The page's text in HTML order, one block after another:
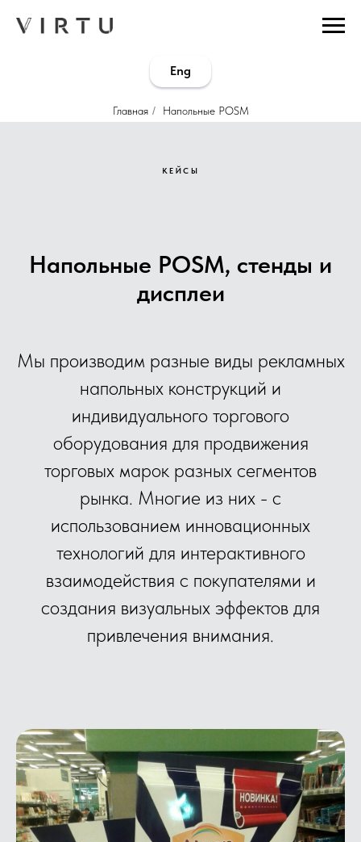
Eng
Главная / Напольные POSM
КЕЙСЫ
Напольные POSM, стенды и
дисплеи
Мы производим разные виды рекламных
напольных конструкций и
индивидуального торгового
оборудования для продвижения
торговых марок разных сегментов
рынка. Многие из них - с
использованием инновационных
технологий для интерактивного
взаимодействия с покупателями и
создания визуальных эффектов для
привлечения внимания.